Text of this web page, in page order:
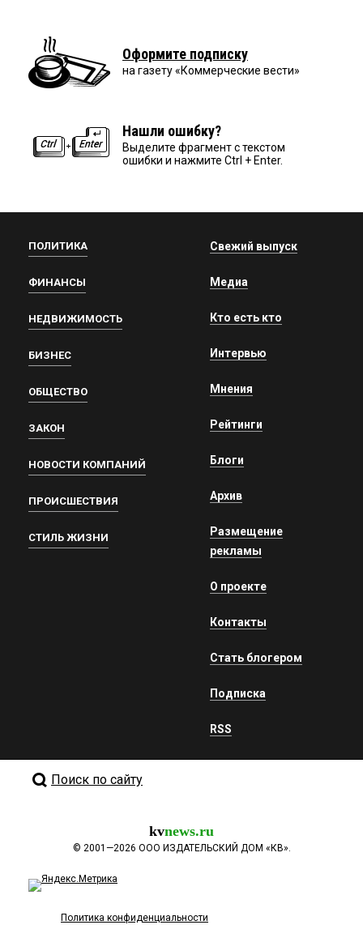
Оформите подписку
на газету «Коммерческие вести»
Нашли ошибку?
Выделите фрагмент с текстом
ошибки и нажмите Ctrl + Enter.
ПОЛИТИКА
ФИНАНСЫ
НЕДВИЖИМОСТЬ
БИЗНЕС
ОБЩЕСТВО
ЗАКОН
НОВОСТИ КОМПАНИЙ
ПРОИСШЕСТВИЯ
СТИЛЬ ЖИЗНИ
Свежий выпуск
Медиа
Кто есть кто
Интервью
Мнения
Рейтинги
Блоги
Архив
Размещение
рекламы
О проекте
Контакты
Стать блогером
Подписка
RSS
Поиск по сайту
kvnews.ru
© 2001—2026 ООО ИЗДАТЕЛЬСКИЙ ДОМ «КВ».
Политика конфиденциальности